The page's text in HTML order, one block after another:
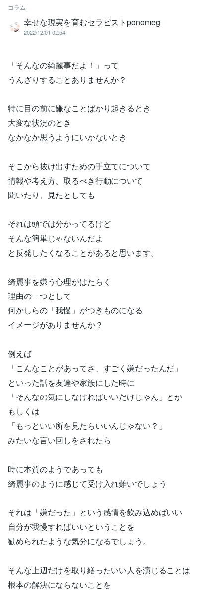
コラム
幸せな現実を育むセラピストponomeg
2022/12/01 02:54
「そんなの綺麗事だよ！」って
うんざりすることありませんか？
特に目の前に嫌なことばかり起きるとき
大変な状況のとき
なかなか思うようにいかないとき
そこから抜け出すための手立てについて
情報や考え方、取るべき行動について
聞いたり、見たとしても
それは頭では分かってるけど
そんな簡単じゃないんだよ
と反発したくなることがあると思います。
綺麗事を嫌う心理がはたらく
理由の一つとして
何かしらの「我慢」がつきものになる
イメージがありませんか？
例えば
「こんなことがあってさ、すごく嫌だったんだ」
といった話を友達や家族にした時に
「そんなの気にしなければいいだけじゃん」とか
もしくは
「もっといい所を見たらいいんじゃない？」
みたいな言い回しをされたら
時に本質のようであっても
綺麗事のように感じて受け入れ難いでしょう
それは「嫌だった」という感情を飲み込めばいい
自分が我慢すればいいということを
勧められたような気分になるでしょう。
そんな上辺だけを取り繕ったいい人を演じることは
根本の解決にならないことを